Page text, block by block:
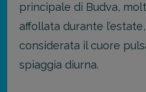
principale di Budva,
affollata durante
considerata il cuore
spiaggia diurna.